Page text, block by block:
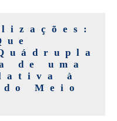
de uma
à
Meio